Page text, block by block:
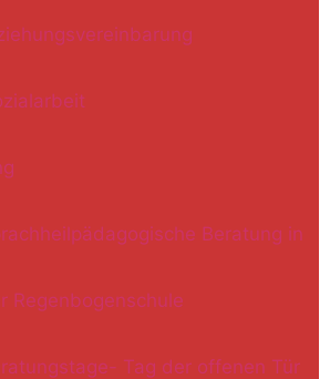
Beratung in
Regenbogenschule
Tag der offenen Tür